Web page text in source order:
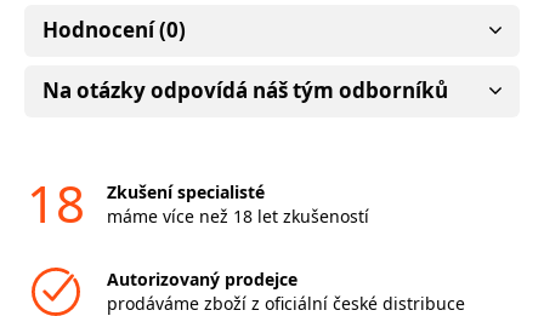
Hodnocení (0)
Na otázky odpovídá náš tým odborníků
18
Zkušení specialisté
máme více než 18 let zkušeností
Autorizovaný prodejce
prodáváme zboží z oficiální české distribuce